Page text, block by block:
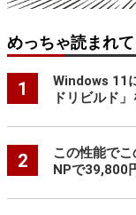
めっちゃ読まれ
1
Windows 11
ドリビルド
2
この性能で
NPで39,800